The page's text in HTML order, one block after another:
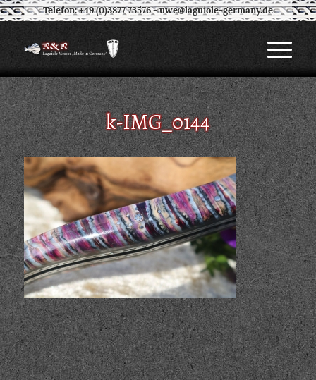
Telefon: +49 (0)3877 73576-uwe@laguiole-germany.de
k-IMG_0144